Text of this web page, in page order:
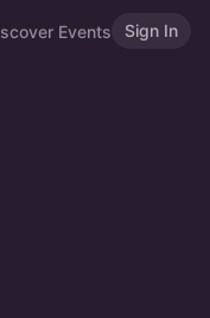
Events Sign In